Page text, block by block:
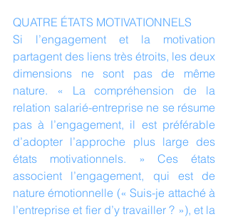
QUATRE ÉTATS MOTIVATIONNELS
Si l’engagement et la motivation
partagent des liens très étroits, les deux
dimensions ne sont pas de même
nature. « La compréhension de la
relation salarié-entreprise ne se résume
pas à l’engagement, il est préférable
d’adopter l’approche plus large des
états motivationnels. » Ces états
associent l’engagement, qui est de
nature émotionnelle (« Suis-je attaché à
l’entreprise et fier d’y travailler ? »), et la